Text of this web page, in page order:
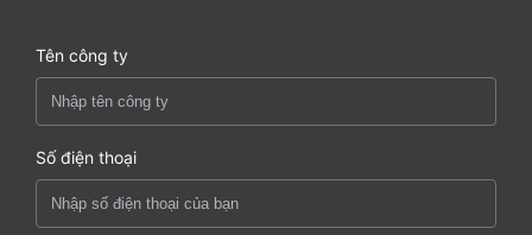
Tên công ty
Số điện thoại